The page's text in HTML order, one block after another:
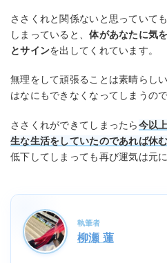
ささくれと関係ないと思っていて
しまっていると、体があなたに気
とサインを出してくれています。
無理をして頑張ることは素晴らし
はなにもできなくなってしまうの
ささくれができてしまったら今以
生な生活をしていたのであれば休
低下してしまっても再び運気は元
執筆者
柳瀬 蓮